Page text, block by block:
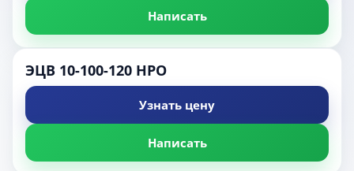
Написать
ЭЦВ 10-100-120 НРО
Узнать цену
Написать